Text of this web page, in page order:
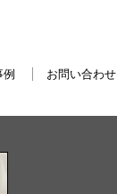
お問い合わせ